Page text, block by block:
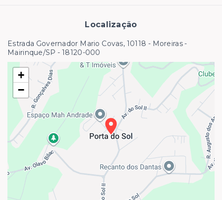
Localização
Estrada Governador Mario Covas, 10118 - Moreiras -
Mairinque/SP - 18120-000
+
−